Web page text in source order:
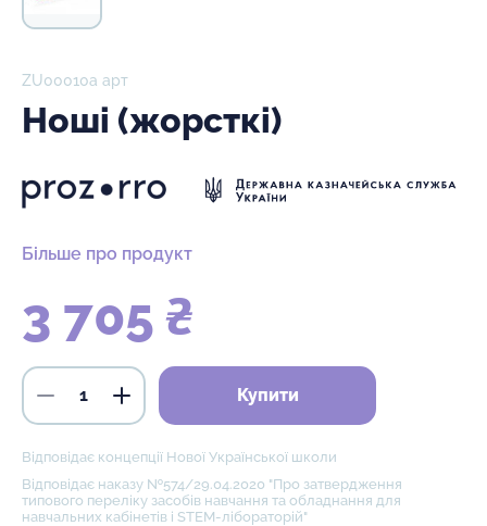
ZU00010а арт
Ноші (жорсткі)
Більше про продукт
3 705 ₴
Купити
Відповідає концепції Нової Української школи
Відповідає наказу №574/29.04.2020 "Про затвердження
типового переліку засобів навчання та обладнання для
навчальних кабінетів і STEM-лібораторій"